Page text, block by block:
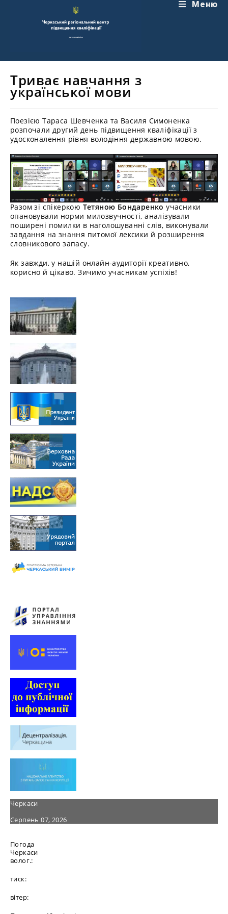
Меню
Триває навчання з
української мови
Поезією Тараса Шевченка та Василя Симоненка
розпочали другий день підвищення кваліфікації з
удосконалення рівня володіння державною мовою.
Разом зі спікеркою Тетяною Бондаренко учасники
опановували норми милозвучності, аналізували
поширені помилки в наголошуванні слів, виконували
завдання на знання питомої лексики й розширення
словникового запасу.
Як завжди, у нашій онлайн-аудиторії креативно,
корисно й цікаво. Зичимо учасникам успіхів!
Черкаси
Серпень 07, 2026
Погода
Черкаси
волог.:
тиск:
вітер: